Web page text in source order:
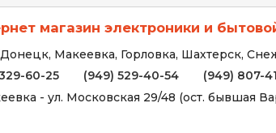
магазин электроники и
Макеевка, Горловка, Шахтерск,
60-25
(949) 529-40-54
(949) 807-
- ул. Московская 29/48 (ост. бывшая